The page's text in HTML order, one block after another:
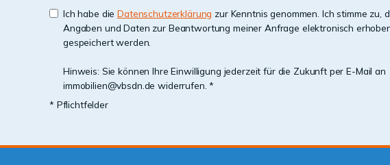
Ich habe dieDatenschutzerklärung zur Kenntnis genommen. Ich stimme zu,
Angaben und Daten zur Beantwortung meiner Anfrage elektronisch
gespeichert werden.
Hinweis: Sie können Ihre Einwilligung jederzeit für die Zukunft per E-Mail an
immobilien@vbsdn.de widerrufen. *
* Pflichtfelder